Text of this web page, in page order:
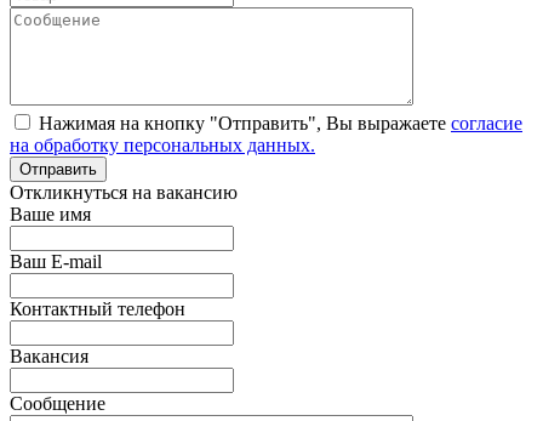
Нажимая на кнопку "Отправить", Вы выражаете согласие
на обработку персональных данных.
Откликнуться на вакансию
Ваше имя
Ваш E-mail
Контактный телефон
Вакансия
Сообщение